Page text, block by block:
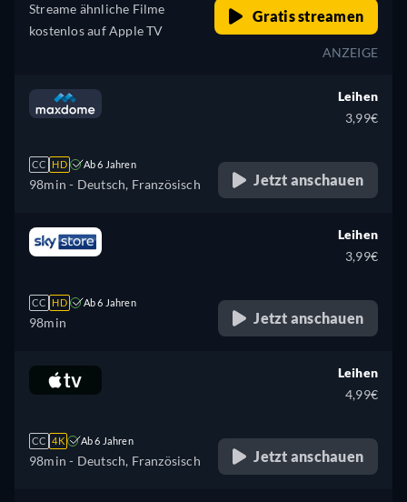
Streame ähnliche Filme
kostenlos auf Apple TV
Gratis streamen
ANZEIGE
CC HD Ab 6 Jahren
98min - Deutsch, Französisch
Leihen
3,99€
Jetzt anschauen
CC HD Ab 6 Jahren
98min
Leihen
3,99€
Jetzt anschauen
CC 4K Ab 6 Jahren
98min - Deutsch, Französisch
Leihen
4,99€
Jetzt anschauen